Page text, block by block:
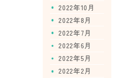
2022年10月
2022年8月
2022年7月
2022年6月
2022年5月
2022年2月